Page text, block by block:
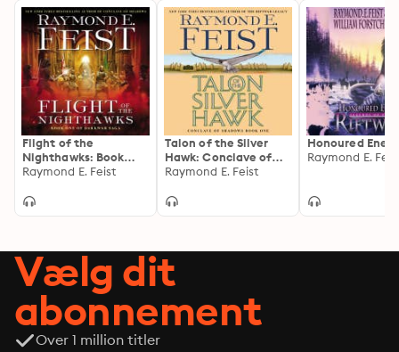
Flight of the
Nighthawks: Book
One of the Darkwar
Raymond E. Feist
Talon of the Silver
Hawk: Conclave of
Shadows: Book One
Raymond E. Feist
Honoured
Vælg dit
abonnement
Over 1 million titler